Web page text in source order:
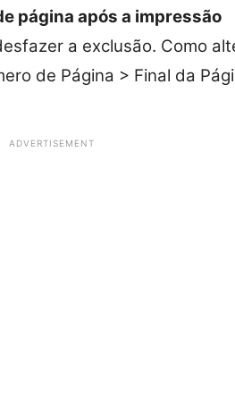
página após a impressão
a exclusão. Como
de Página > Final da
ADVERTISEMENT